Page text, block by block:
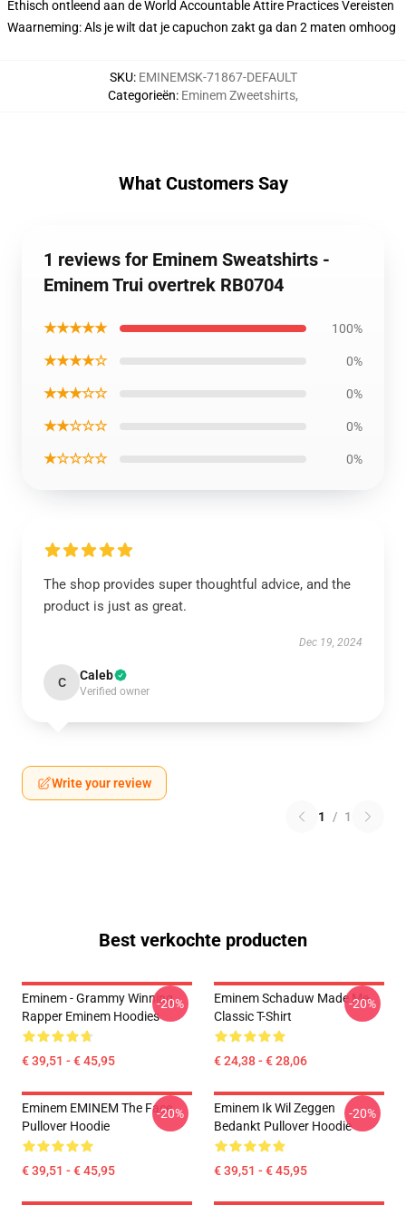
Ethisch ontleend aan de World Accountable Attire Practices Vereisten
Waarneming: Als je wilt dat je capuchon zakt ga dan 2 maten omhoog
SKU: EMINEMSK-71867-DEFAULT
Categorieën: Eminem Zweetshirts,
What Customers Say
1 reviews for Eminem Sweatshirts -
Eminem Trui overtrek RB0704
★★★★★ 100%
★★★★☆ 0%
★★★☆☆ 0%
★★☆☆☆ 0%
★☆☆☆☆ 0%
The shop provides super thoughtful advice, and the
product is just as great.
Dec 19, 2024
C Caleb
Verified owner
Write your review
1 / 1
Best verkochte producten
Eminem - Grammy Winning
Rapper Eminem Hoodies
€ 39,51 - € 45,95
-20%
Eminem Schaduw Made Me
Classic T-Shirt
€ 24,38 - € 28,06
-20%
Eminem EMINEM The Face
Pullover Hoodie
€ 39,51 - € 45,95
-20%
Eminem Ik Wil Zeggen
Bedankt Pullover Hoodie
€ 39,51 - € 45,95
-20%